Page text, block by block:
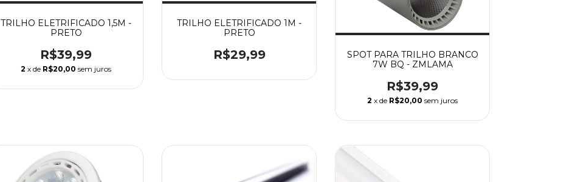
TRILHO ELETRIFICADO 1,5M -
PRETO
R$39,99
2 x de R$20,00 sem juros
TRILHO ELETRIFICADO 1M -
PRETO
R$29,99
SPOT PARA TRILHO BRANCO
7W BQ - ZMLAMA
R$39,99
2 x de R$20,00 sem juros